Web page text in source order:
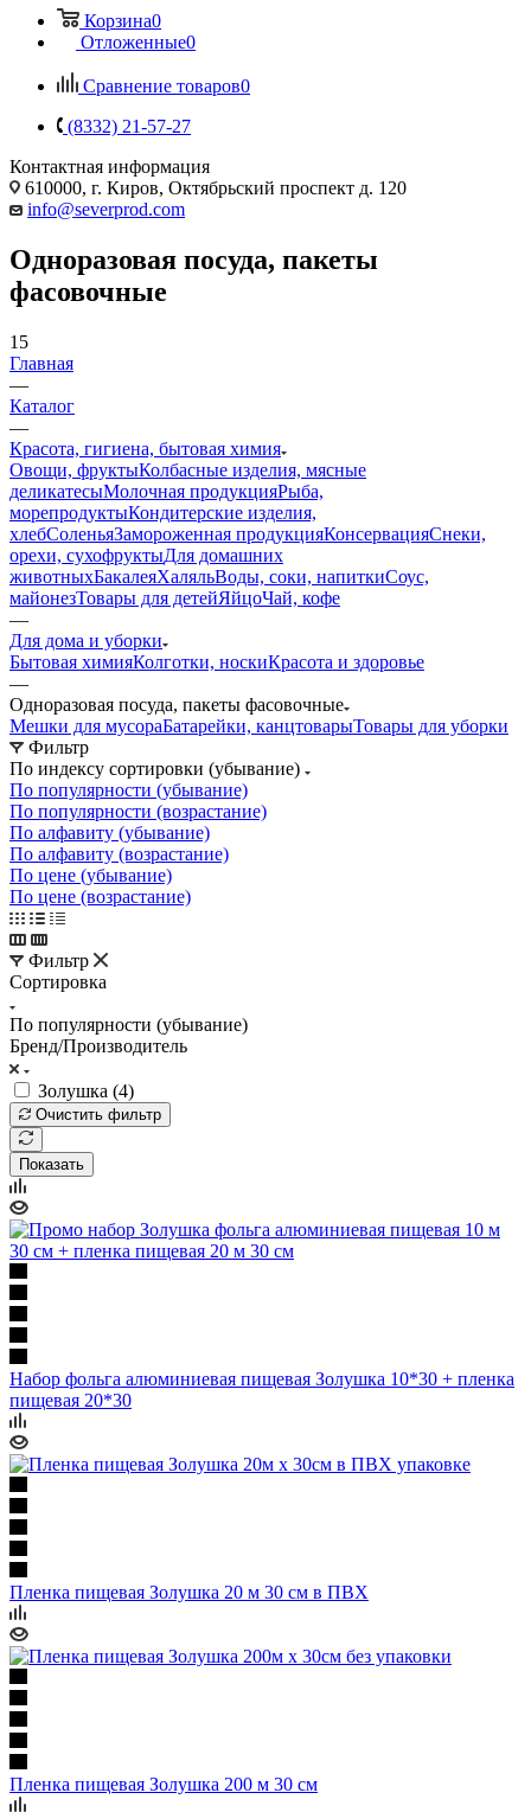
Корзина0
Отложенные0
Сравнение товаров0
(8332) 21-57-27
Контактная информация
610000, г. Киров, Октябрьский проспект д. 120
info@severprod.com
Одноразовая посуда, пакеты
фасовочные
15
Главная
—
Каталог
—
Красота, гигиена, бытовая химия
Овощи, фруктыКолбасные изделия, мясные
деликатесыМолочная продукцияРыба,
морепродуктыКондитерские изделия,
хлебСоленьяЗамороженная продукцияКонсервацияСнеки,
орехи, сухофруктыДля домашних
животныхБакалеяХаляльВоды, соки, напиткиСоус,
майонезТовары для детейЯйцоЧай, кофе
—
Для дома и уборки
Бытовая химияКолготки, носкиКрасота и здоровье
—
Одноразовая посуда, пакеты фасовочные
Мешки для мусораБатарейки, канцтоварыТовары для уборки
Фильтр
По индексу сортировки (убывание)
По популярности (убывание)
По популярности (возрастание)
По алфавиту (убывание)
По алфавиту (возрастание)
По цене (убывание)
По цене (возрастание)
Фильтр
Сортировка
По популярности (убывание)
Бренд/Производитель
Золушка (4)
Очистить фильтр
Показать
Набор фольга алюминиевая пищевая Золушка 10*30 + пленка
пищевая 20*30
Пленка пищевая Золушка 20 м 30 см в ПВХ
Пленка пищевая Золушка 200 м 30 см